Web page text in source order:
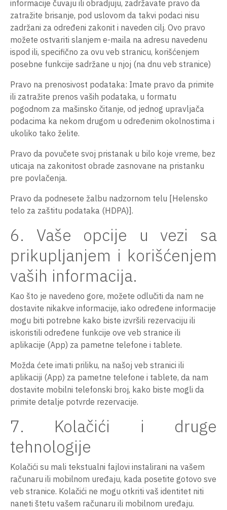
informacije čuvaju ili obradjuju, zadržavate pravo da
zatražite brisanje, pod uslovom da takvi podaci nisu
zadržani za određeni zakonit i naveden cilj. Ovo pravo
možete ostvariti slanjem e-maila na adresu navedenu
ispod ili, specifično za ovu veb stranicu, korišćenjem
posebne funkcije sadržane u njoj (na dnu veb stranice)
Pravo na prenosivost podataka: Imate pravo da primite
ili zatražite prenos vaših podataka, u formatu
pogodnom za mašinsko čitanje, od jednog upravljača
podacima ka nekom drugom u određenim okolnostima i
ukoliko tako želite.
Pravo da povučete svoj pristanak u bilo koje vreme, bez
uticaja na zakonitost obrade zasnovane na pristanku
pre povlačenja.
Pravo da podnesete žalbu nadzornom telu [Helensko
telo za zaštitu podataka (HDPA)].
6. Vaše opcije u vezi sa
prikupljanjem i korišćenjem
vaših informacija.
Kao što je navedeno gore, možete odlučiti da nam ne
dostavite nikakve informacije, iako određene informacije
mogu biti potrebne kako biste izvršili rezervaciju ili
iskoristili određene funkcije ove veb stranice ili
aplikacije (App) za pametne telefone i tablete.
Možda ćete imati priliku, na našoj veb stranici ili
aplikaciji (App) za pametne telefone i tablete, da nam
dostavite mobilni telefonski broj, kako biste mogli da
primite detalje potvrde rezervacije.
7. Kolačići i druge
tehnologije
Kolačići su mali tekstualni fajlovi instalirani na vašem
računaru ili mobilnom uređaju, kada posetite gotovo sve
veb stranice. Kolačići ne mogu otkriti vaš identitet niti
naneti štetu vašem računaru ili mobilnom uređaju.